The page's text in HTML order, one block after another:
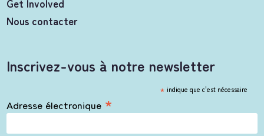
Get Involved
Nous contacter
Inscrivez-vous à notre newsletter
* indique que c'est nécessaire
Adresse électronique *